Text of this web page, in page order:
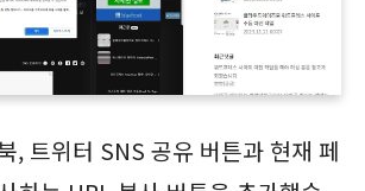
, 트위터 SNS 공유 버튼과 현재 페